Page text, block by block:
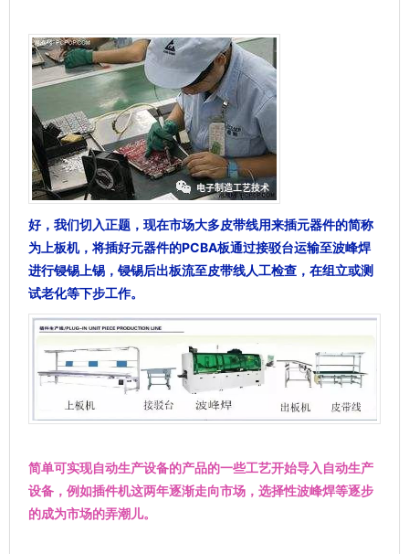
好，我们切入正题，现在市场大多皮带线用来插元器件的简称
为上板机，将插好元器件的PCBA板通过接驳台运输至波峰焊
进行锓锡上锡，锓锡后出板流至皮带线人工检查，在组立或测
试老化等下步工作。
简单可实现自动生产设备的产品的一些工艺开始导入自动生产
设备，例如插件机这两年逐渐走向市场，选择性波峰焊等逐步
的成为市场的弄潮儿。